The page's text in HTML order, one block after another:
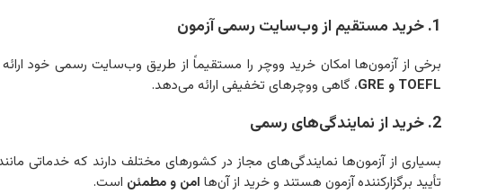
1. خرید مستقیم از وب‌سایت رسمی آزمون
برخی از آزمون‌ها امکان خرید ووچر را مستقیماً از طریق وب‌سایت رسمی خود
TOEFL و GRE
، گاهی ووچرهای تخفیفی ارائه می‌دهد.
2. خرید از نمایندگی‌های رسمی
بسیاری از آزمون‌ها نمایندگی‌های مجاز در کشورهای مختلف دارند که خدماتی
تأیید برگزارکننده آزمون هستند و خرید از آن‌ها امن و مطمئن است.